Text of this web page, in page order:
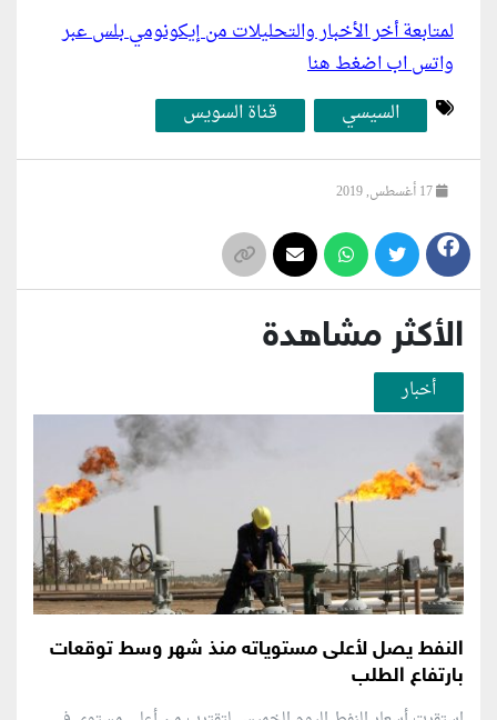
لمتابعة أخر الأخبار والتحليلات من إيكونومي بلس عبر
واتس اب اضغط هنا
السيسي
قناة السويس
الأكثر مشاهدة
أخبار
النفط يصل لأعلى مستوياته منذ شهر وسط توقعات
بارتفاع الطلب